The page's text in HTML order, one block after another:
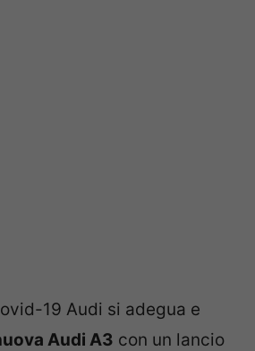
19 Audi si adegua e
Audi A3 con un lancio